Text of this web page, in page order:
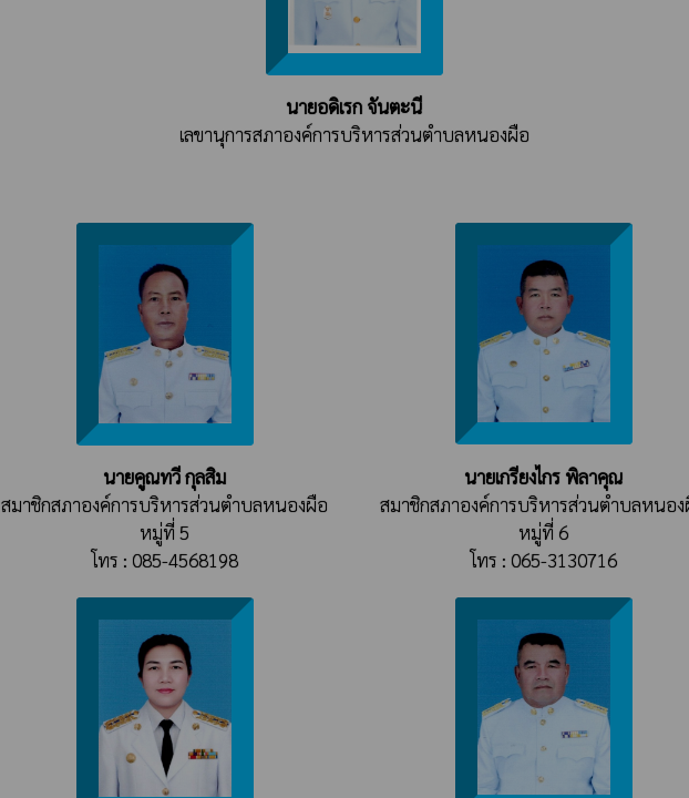
นายอดิเรก จันตะนี
เลขานุการสภาองค์การบริหารส่วนตำบลหนองผือ
นายคูณทวี กุลสิม
สมาชิกสภาองค์การบริหารส่วนตำบลหนองผือ
หมู่ที่ 5
โทร : 085-4568198
นายเกรียงไกร พิลาคุณ
สมาชิกสภาองค์การบริหารส่วนตำบลหนอ
หมู่ที่ 6
โทร : 065-3130716